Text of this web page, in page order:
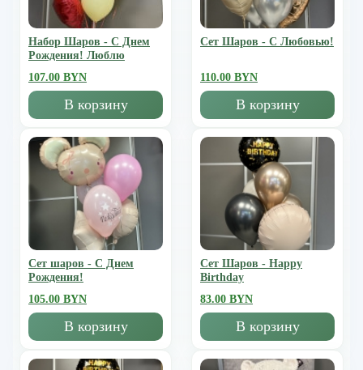
Набор Шаров - С Днем
Рождения! Люблю
107.00 BYN
В корзину
Сет Шаров - С Любовью!
110.00 BYN
В корзину
Сет шаров - С Днем
Рождения!
105.00 BYN
В корзину
Сет Шаров - Happy
Birthday
83.00 BYN
В корзину